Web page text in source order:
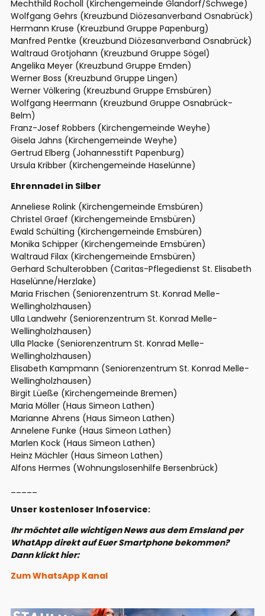
Mechthild Rocholl (Kirchengemeinde Glandorf/Schwege)
Wolfgang Gehrs (Kreuzbund Diözesanverband Osnabrück)
Hermann Kruse (Kreuzbund Gruppe Papenburg)
Manfred Pentke (Kreuzbund Diözesanverband Osnabrück)
Waltraud Grotjohann (Kreuzbund Gruppe Sögel)
Angelika Meyer (Kreuzbund Gruppe Emden)
Werner Boss (Kreuzbund Gruppe Lingen)
Werner Völkering (Kreuzbund Gruppe Emsbüren)
Wolfgang Heermann (Kreuzbund Gruppe Osnabrück-
Belm)
Franz-Josef Robbers (Kirchengemeinde Weyhe)
Gisela Jahns (Kirchengemeinde Weyhe)
Gertrud Elberg (Johannesstift Papenburg)
Ursula Kribber (Kirchengemeinde Haselünne)
Ehrennadel in Silber
Anneliese Rolink (Kirchengemeinde Emsbüren)
Christel Graef (Kirchengemeinde Emsbüren)
Ewald Schülting (Kirchengemeinde Emsbüren)
Monika Schipper (Kirchengemeinde Emsbüren)
Waltraud Filax (Kirchengemeinde Emsbüren)
Gerhard Schulterobben (Caritas-Pflegedienst St. Elisabeth
Haselünne/Herzlake)
Maria Frischen (Seniorenzentrum St. Konrad Melle-
Wellingholzhausen)
Ulla Landwehr (Seniorenzentrum St. Konrad Melle-
Wellingholzhausen)
Ulla Placke (Seniorenzentrum St. Konrad Melle-
Wellingholzhausen)
Elisabeth Kampmann (Seniorenzentrum St. Konrad Melle-
Wellingholzhausen)
Birgit Lüeße (Kirchengemeinde Bremen)
Maria Möller (Haus Simeon Lathen)
Marianne Ahrens (Haus Simeon Lathen)
Annelene Funke (Haus Simeon Lathen)
Marlen Kock (Haus Simeon Lathen)
Heinz Mächler (Haus Simeon Lathen)
Alfons Hermes (Wohnungslosenhilfe Bersenbrück)
Unser kostenloser Infoservice:
Ihr möchtet alle wichtigen News aus dem Emsland per
WhatApp direkt auf Euer Smartphone bekommen?
Dann klickt hier:
Zum WhatsApp Kanal